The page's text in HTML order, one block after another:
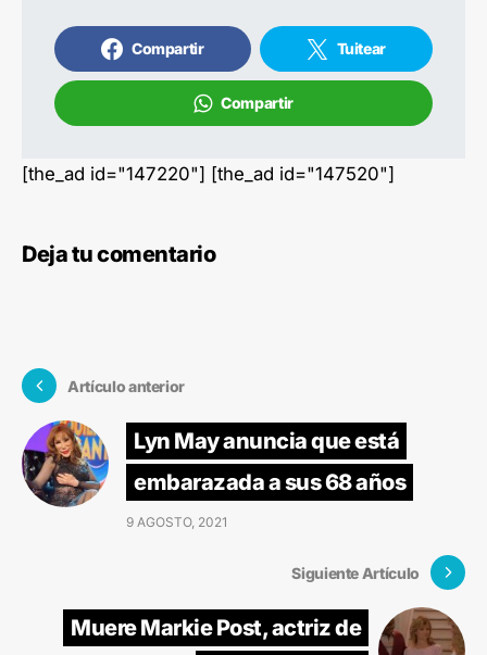
Compartir Tuitear
Compartir
[the_ad id="147220"] [the_ad id="147520"]
Deja tu comentario
Artículo anterior
Lyn May anuncia que está
embarazada a sus 68 años
9 AGOSTO, 2021
Siguiente Artículo
Muere Markie Post, actriz de